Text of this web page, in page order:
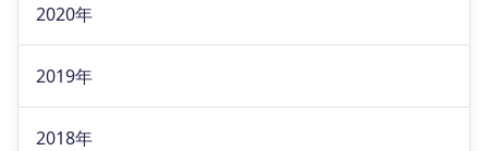
2020年
2019年
2018年